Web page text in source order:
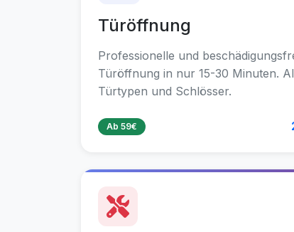
Türöffnung
Professionelle und
Türöffnung in nur 15-30 Minuten.
Türtypen und Schlösser.
Ab 59€